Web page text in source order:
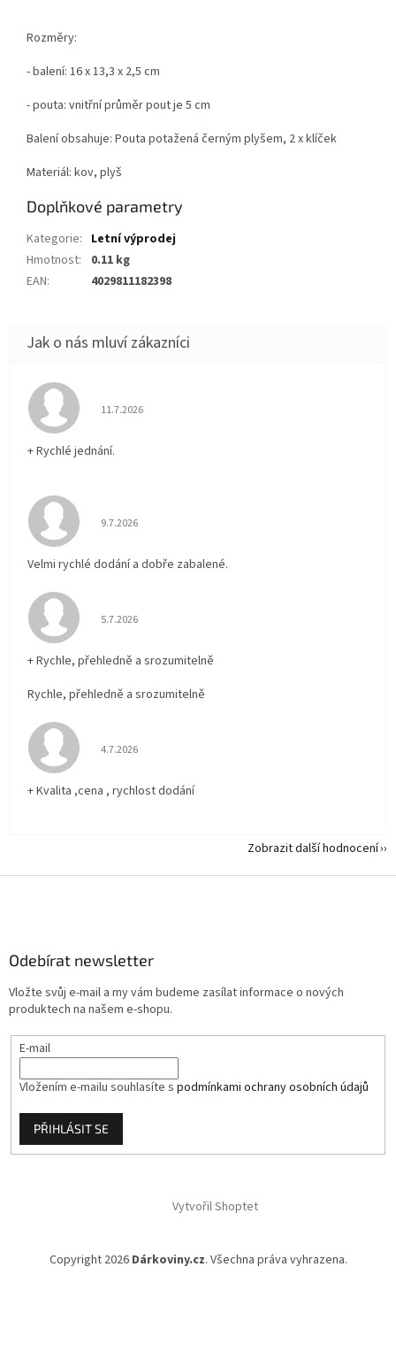
Rozměry:
- balení: 16 x 13,3 x 2,5 cm
- pouta: vnitřní průměr pout je 5 cm
Balení obsahuje: Pouta potažená černým plyšem, 2 x klíček
Materiál: kov, plyš
Doplňkové parametry
Kategorie: Letní výprodej
Hmotnost:
0.11 kg
EAN: 4029811182398
Hodnocení obchodu je 5 z 5 hvězdiček.
11.7.2026
+ Rychlé jednání.
Hodnocení obchodu je 5 z 5 hvězdiček.
9.7.2026
Velmi rychlé dodání a dobře zabalené.
Hodnocení obchodu je 5 z 5 hvězdiček.
5.7.2026
+ Rychle, přehledně a srozumitelně
Rychle, přehledně a srozumitelně
Hodnocení obchodu je 5 z 5 hvězdiček.
4.7.2026
+ Kvalita ,cena , rychlost dodání
Zobrazit další hodnocení
Odebírat newsletter
Vložte svůj e-mail a my vám budeme zasílat informace o nových
produktech na našem e-shopu.
E-mail
Vložením e-mailu souhlasíte s podmínkami ochrany osobních údajů
PŘIHLÁSIT SE
Vytvořil Shoptet
Copyright 2026 Dárkoviny.cz. Všechna práva vyhrazena.